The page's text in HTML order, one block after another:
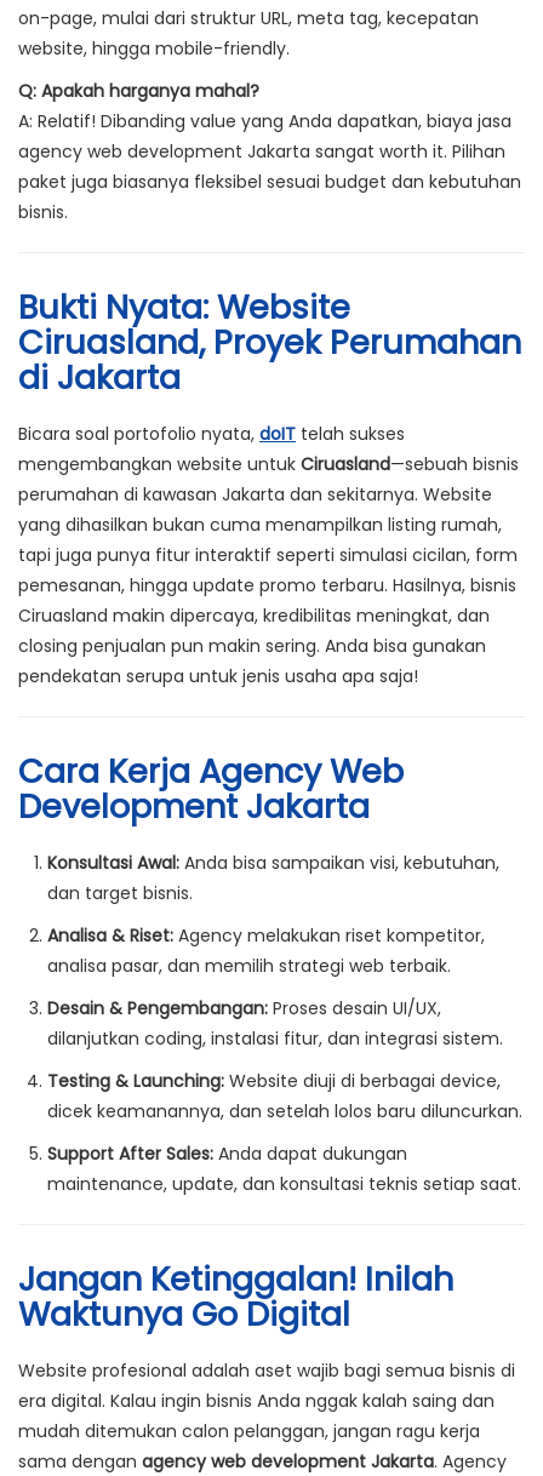
on-page, mulai dari struktur URL, meta tag, kecepatan
website, hingga mobile-friendly.
Q: Apakah harganya mahal?
A: Relatif! Dibanding value yang Anda dapatkan, biaya jasa
agency web development Jakarta sangat worth it. Pilihan
paket juga biasanya fleksibel sesuai budget dan kebutuhan
bisnis.
Bukti Nyata: Website
Ciruasland, Proyek Perumahan
di Jakarta
Bicara soal portofolio nyata, doIT telah sukses
mengembangkan website untuk Ciruasland—sebuah bisnis
perumahan di kawasan Jakarta dan sekitarnya. Website
yang dihasilkan bukan cuma menampilkan listing rumah,
tapi juga punya fitur interaktif seperti simulasi cicilan, form
pemesanan, hingga update promo terbaru. Hasilnya, bisnis
Ciruasland makin dipercaya, kredibilitas meningkat, dan
closing penjualan pun makin sering. Anda bisa gunakan
pendekatan serupa untuk jenis usaha apa saja!
Cara Kerja Agency Web
Development Jakarta
Konsultasi Awal: Anda bisa sampaikan visi, kebutuhan,
dan target bisnis.
Analisa & Riset: Agency melakukan riset kompetitor,
analisa pasar, dan memilih strategi web terbaik.
Desain & Pengembangan: Proses desain UI/UX,
dilanjutkan coding, instalasi fitur, dan integrasi sistem.
Testing & Launching: Website diuji di berbagai device,
dicek keamanannya, dan setelah lolos baru diluncurkan.
Support After Sales: Anda dapat dukungan
maintenance, update, dan konsultasi teknis setiap saat.
Jangan Ketinggalan! Inilah
Waktunya Go Digital
Website profesional adalah aset wajib bagi semua bisnis di
era digital. Kalau ingin bisnis Anda nggak kalah saing dan
mudah ditemukan calon pelanggan, jangan ragu kerja
sama dengan agency web development Jakarta. Agency